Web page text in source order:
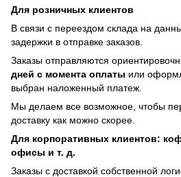
Для розничных клиентов
В связи с переездом склада на
задержки в отправке заказов.
Заказы отправляются
дней с момента оплаты или
выбран наложенный платеж.
Мы делаем все возможное, чтобы
доставку как можно скорее.
Для корпоративных клиентов:
офисы и т. д.
Заказы с доставкой собственной